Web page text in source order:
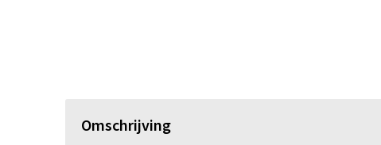
Omschrijving